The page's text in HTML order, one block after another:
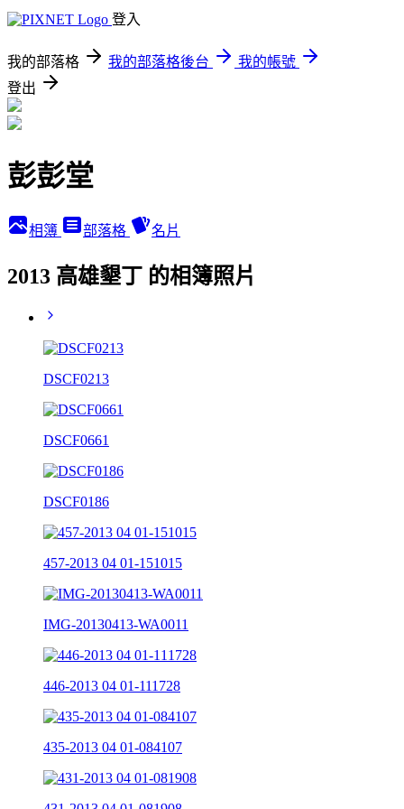
登入
我的部落格 我的部落格後台
我的帳號
登出
彭彭堂
相簿 部落格 名片
2013 高雄墾丁 的相簿照片
DSCF0213
DSCF0661
DSCF0186
457-2013 04 01-151015
IMG-20130413-WA0011
446-2013 04 01-111728
435-2013 04 01-084107